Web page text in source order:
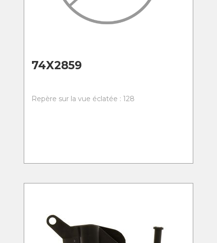
74X2859
Repère sur la vue éclatée : 128